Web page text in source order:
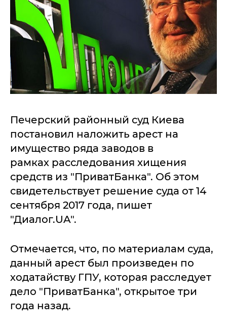
Печерский районный суд Киева
постановил наложить арест на
имущество ряда заводов в
рамках расследования хищения
средств из "ПриватБанка". Об этом
свидетельствует решение суда от 14
сентября 2017 года, пишет
"Диалог.UA".
Отмечается, что, по материалам суда,
данный арест был произведен по
ходатайству ГПУ, которая расследует
дело "ПриватБанка", открытое три
года назад.